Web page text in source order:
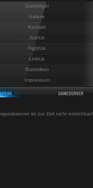
Gametiger
Galerie
Kontakt
JoinUs
FightUs
LinkUs
Statistiken
Impressum
ist zur Zeit nicht erreichbar!